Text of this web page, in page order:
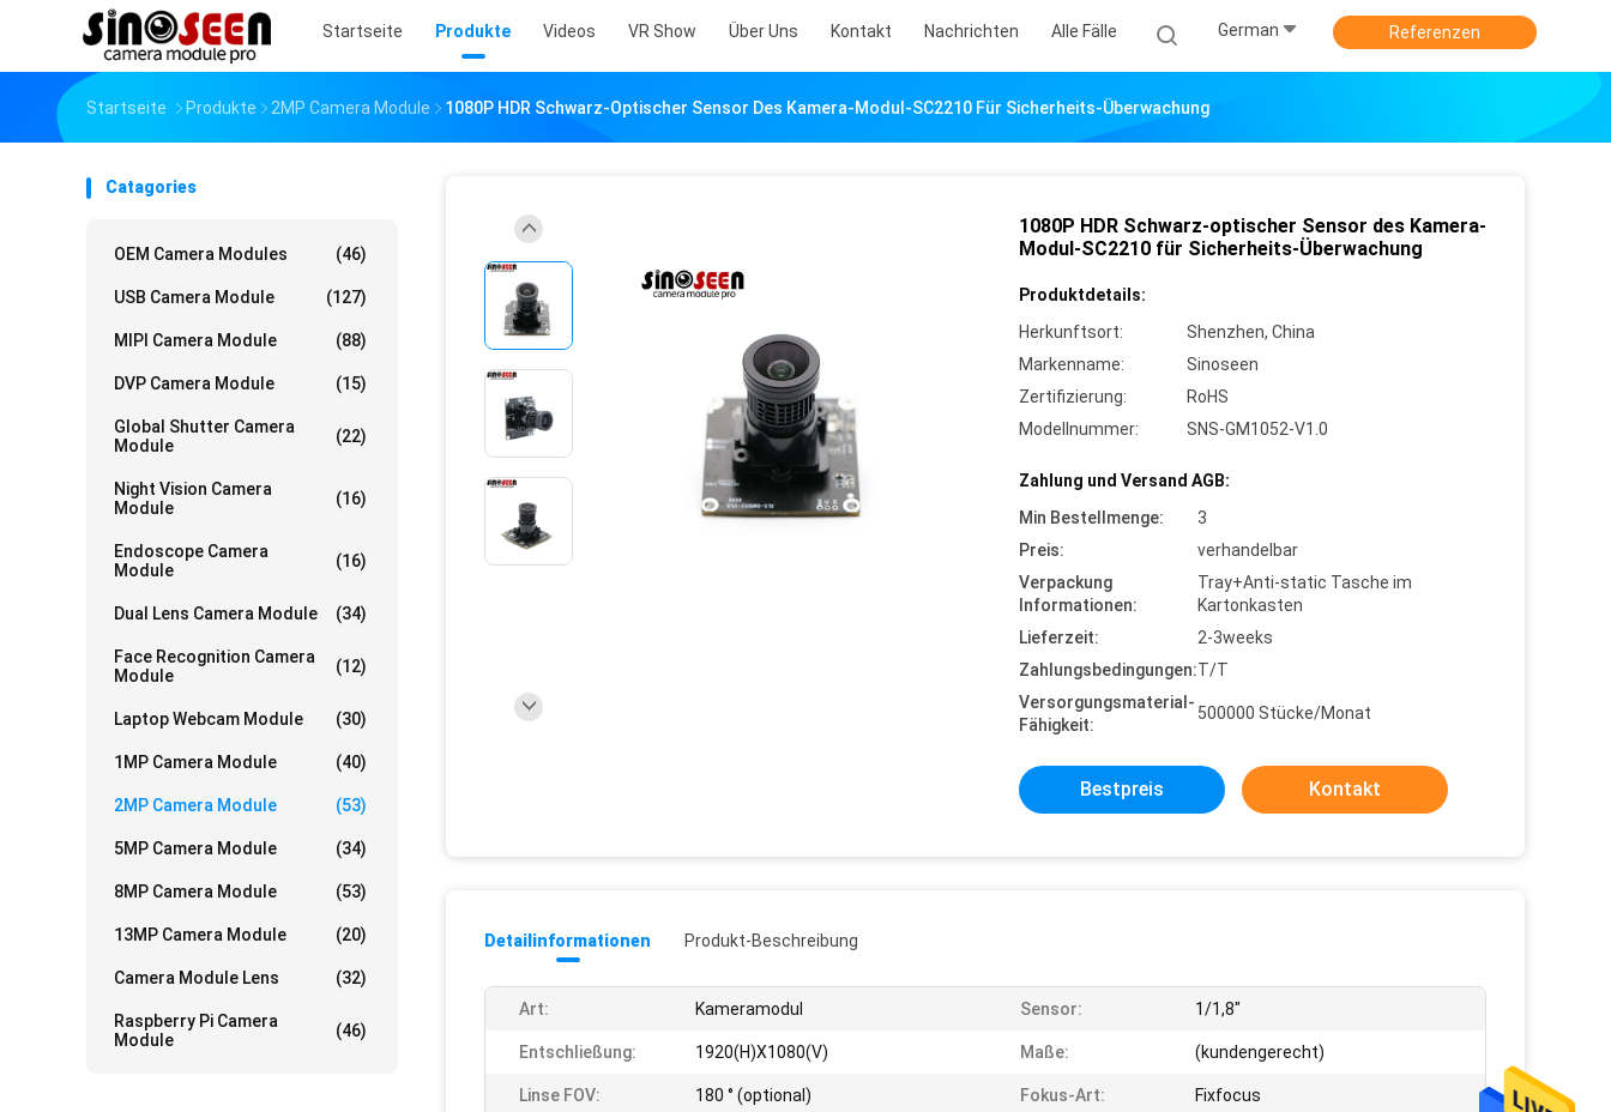
Startseite Produkte Videos VR Show Über Uns Kontakt Nachrichten Alle Fälle German Referenzen
Startseite Produkte 2MP Camera Module 1080P HDR Schwarz-Optischer Sensor Des Kamera-Modul-SC2210 Für Sicherheits-Überwachung
Catagories
OEM Camera Modules (46)
USB Camera Module (127)
MIPI Camera Module (88)
DVP Camera Module (15)
Global Shutter Camera
Module
(22)
Night Vision Camera
Module
(16)
Endoscope Camera
Module
(16)
Dual Lens Camera Module (34)
Face Recognition Camera
Module
(12)
Laptop Webcam Module (30)
1MP Camera Module (40)
2MP Camera Module (53)
5MP Camera Module (34)
8MP Camera Module (53)
13MP Camera Module (20)
Camera Module Lens (32)
Raspberry Pi Camera
Module
(46)
1080P HDR Schwarz-optischer Sensor des Kamera-
Modul-SC2210 für Sicherheits-Überwachung
Produktdetails:
Herkunftsort:
Shenzhen, China
Markenname:
Sinoseen
Zertifizierung:
RoHS
Modellnummer:
SNS-GM1052-V1.0
Zahlung und Versand AGB:
Min Bestellmenge:
3
Preis:
verhandelbar
Verpackung
Informationen:
Tray+Anti-static Tasche im
Kartonkasten
Lieferzeit:
2-3weeks
Zahlungsbedingungen:T/T
Versorgungsmaterial-
Fähigkeit:
500000 Stücke/Monat
Bestpreis Kontakt
Detailinformationen Produkt-Beschreibung
Art: Kameramodul Sensor: 1/1,8"
Entschließung: 1920(H)X1080(V) Maße: (kundengerecht)
Linse FOV: 180 ° (optional) Fokus-Art: Fixfocus